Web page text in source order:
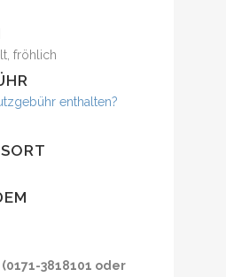
fröhlich
enthalten?
3818101 oder